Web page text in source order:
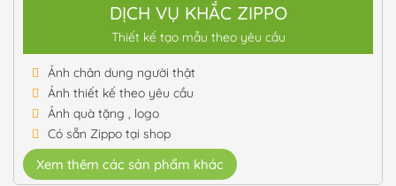
DỊCH VỤ KHẮC ZIPPO
Thiết kế tạo mẫu theo yêu cầu
Ảnh chân dung người thật
Ảnh thiết kế theo yêu cầu
Ảnh quà tặng , logo
Có sẵn Zippo tại shop
Xem thêm các sản phẩm khác